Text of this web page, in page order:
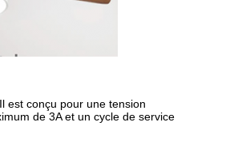
est conçu pour une tension
de 3A et un cycle de service